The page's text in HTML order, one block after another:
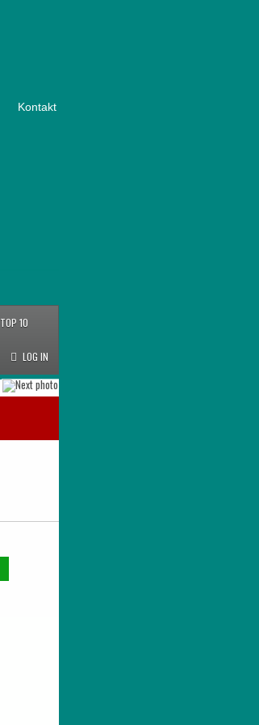
Kontakt
TOP 10
LOG IN